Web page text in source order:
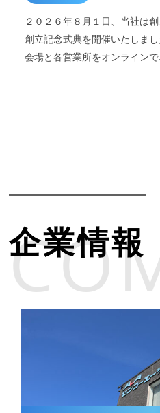
２０２６年８月１日、当社は創
創立記念式典を開催いたしま
会場と各営業所をオンライン
企業情報